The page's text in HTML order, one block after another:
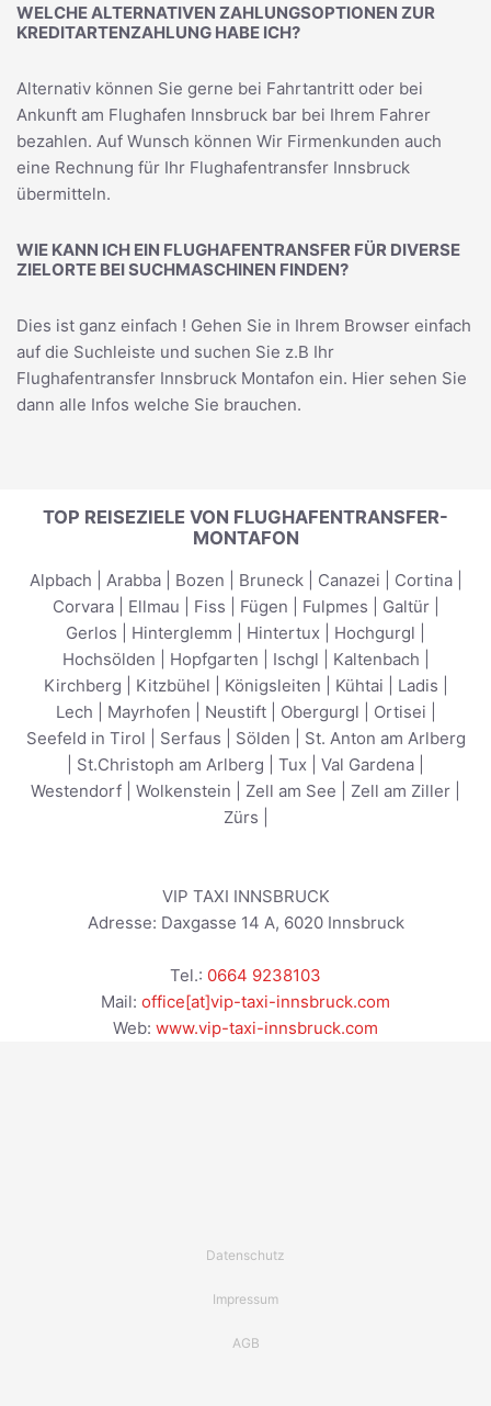
WELCHE ALTERNATIVEN ZAHLUNGSOPTIONEN ZUR
KREDITARTENZAHLUNG HABE ICH?
Alternativ können Sie gerne bei Fahrtantritt oder bei
Ankunft am Flughafen Innsbruck bar bei Ihrem Fahrer
bezahlen. Auf Wunsch können Wir Firmenkunden auch
eine Rechnung für Ihr Flughafentransfer Innsbruck
übermitteln.
WIE KANN ICH EIN FLUGHAFENTRANSFER FÜR DIVERSE
ZIELORTE BEI SUCHMASCHINEN FINDEN?
Dies ist ganz einfach ! Gehen Sie in Ihrem Browser einfach
auf die Suchleiste und suchen Sie z.B Ihr
Flughafentransfer Innsbruck Montafon ein. Hier sehen Sie
dann alle Infos welche Sie brauchen.
TOP REISEZIELE VON FLUGHAFENTRANSFER-
MONTAFON
Alpbach Arabba| Bozen Bruneck Canazei Cortina|
Corvara| Ellmau Fiss Fügen Fulpmes Galtür|
Gerlos
Hinterglemm Hintertux Hochgurgl
Hochsölden
Hopfgarten Ischgl Kaltenbach
Kirchberg
Kitzbühel Königsleiten Kühtai Ladis
Lech
Mayrhofen Neustift| Obergurgl Ortisei
Seefeld in Tirol
Serfaus Sölden
St. Anton am Arlberg
St.Christoph am Arlberg Tux Val Gardena
Westendorf
Wolkenstein Zell am See Zell am Ziller
Zürs
VIP TAXI INNSBRUCK
Adresse: Daxgasse 14 A, 6020 Innsbruck
Tel.: 0664 9238103
Mail: office[at]vip-taxi-innsbruck.com
Web: www.vip-taxi-innsbruck.com
Datenschutz
Impressum
AGB